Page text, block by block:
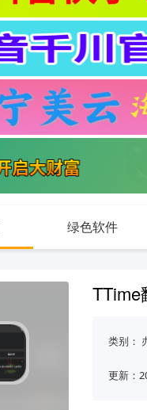
绿色软件
TTime
类别：
更新：